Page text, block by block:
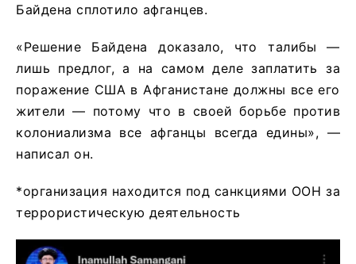
Байдена сплотило афганцев.
«Решение Байдена доказало, что талибы —
лишь предлог, а на самом деле заплатить за
поражение США в Афганистане должны все его
жители — потому что в своей борьбе против
колониализма все афганцы всегда едины», —
написал он.
*организация находится под санкциями ООН за
террористическую деятельность